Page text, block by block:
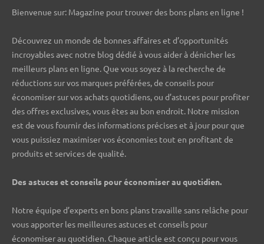
Bienvenue sur: Magazine pour trouver des bons plans en ligne !
Découvrez un monde de bonnes affaires et d’opportunités
incroyables avec notre blog dédié à vous aider à dénicher les
meilleurs plans en ligne. Que vous soyez à la recherche de
réductions sur vos marques préférées, de conseils pour
économiser sur vos achats quotidiens, ou d’astuces pour profiter
des offres exclusives, vous êtes au bon endroit. Notre mission
est de vous fournir des informations précises et à jour pour que
vous puissiez maximiser vos économies tout en profitant de
produits et services de qualité.
Des astuces et conseils pour économiser au quotidien.
Notre équipe d’experts en bons plans travaille sans relâche pour
vous apporter les meilleures astuces et conseils pour
économiser au quotidien. Chaque article est conçu pour vous